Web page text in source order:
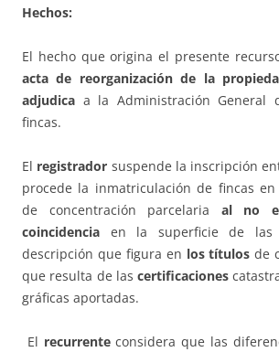
Hechos:
El hecho que origina el presente
acta de reorganización de la
adjudica a la Administración General
fincas.
El registrador suspende la inscripción
procede la inmatriculación de fincas
de concentración parcelaria al no
coincidencia en la superficie de las
descripción que figura en los títulos de
que resulta de lascertificaciones
gráficas aportadas.
El recurrenteconsidera que las